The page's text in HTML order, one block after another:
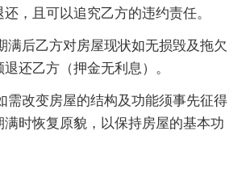
，且可以追究乙方的违约责任。
满后乙方对房屋现状如无损毁及拖欠
还乙方（押金无利息）。
需改变房屋的结构及功能须事先征得
满时恢复原貌，以保持房屋的基本功